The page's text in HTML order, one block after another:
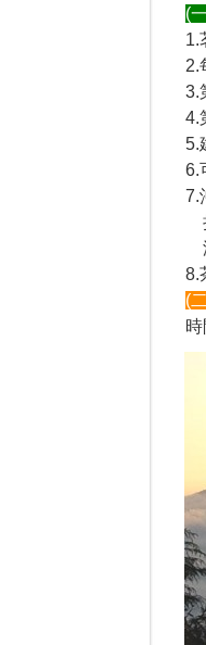
(
1.
2.
3.
4.
5.
6.
7.
8.
(